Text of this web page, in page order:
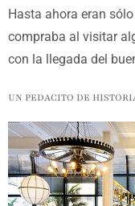
Hasta ahora eran
compraba al visitar
con la llegada del
UN PEDACITO DE